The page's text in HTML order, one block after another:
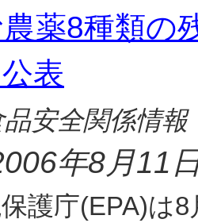
薬8種類の
表
品安全関係情報
年8月11
護庁(EPA)は8